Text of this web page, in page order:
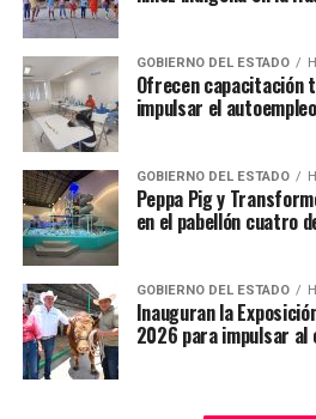
metros cúbicos de aire por día, y
una máquina fija dentro de la
por ciento de las partículas PM
reducir los niveles de
TEMAS RELACIONADOS
YA VIENE
Contaminación del aire estaría
deterioro de los huesos
NO TE PIERDAS
Rescatan las fortificaciones
GOBIERNO DEL ESTADO
Ofrecen capacitación
impulsar el
GOBIERNO DEL ESTADO
Peppa Pig y
en el pabellón cuatro
GOBIERNO DEL ESTADO
Inauguran la
2026 para impulsar al